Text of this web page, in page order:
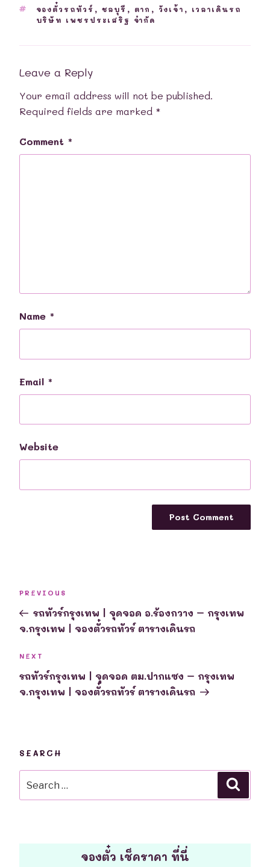
TAGS
จองตั๋วรถทัวร์ , ชลบุรี , ตาก , วังเจ้า , เวลาเดินรถ
บริษัท เพชรประเสริฐ จำกัด
Leave a Reply
Your email address will not be published.
Required fields are marked *
Comment *
Name *
Email *
Website
Previous
Post
PREVIOUS
รถทัวร์กรุงเทพ | จุดจอด อ.ร้องกวาง – กรุงเทพ
จ.กรุงเทพ | จองตั๋วรถทัวร์ ตารางเดินรถ
Next
Post
NEXT
รถทัวร์กรุงเทพ | จุดจอด ตม.ปากแซง – กรุงเทพ
จ.กรุงเทพ | จองตั๋วรถทัวร์ ตารางเดินรถ
SEARCH
for:
จองตั๋ว เช็คราคา ที่นี่